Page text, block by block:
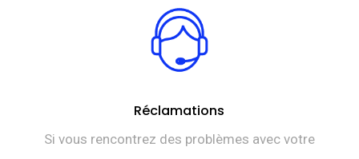
Réclamations
Si vous rencontrez des problèmes avec votre